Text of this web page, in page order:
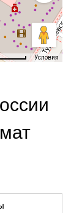
Условия